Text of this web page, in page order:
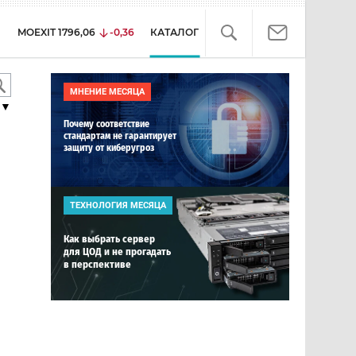
MOEXIT 1796,06 -0,36 КАТАЛОГ
МНЕНИЕ МЕСЯЦА
Почему соответствие
стандартам не гарантирует
защиту от киберугроз
ТЕХНОЛОГИЯ МЕСЯЦА
Как выбрать сервер
для ЦОД и не прогадать
в перспективе